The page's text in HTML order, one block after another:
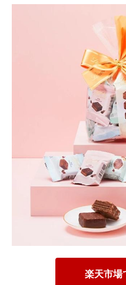
楽天市場